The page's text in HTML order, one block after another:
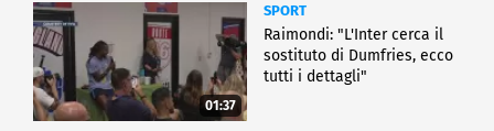
01:37
SPORT
Raimondi: "L'Inter cerca il
sostituto di Dumfries, ecco
tutti i dettagli"